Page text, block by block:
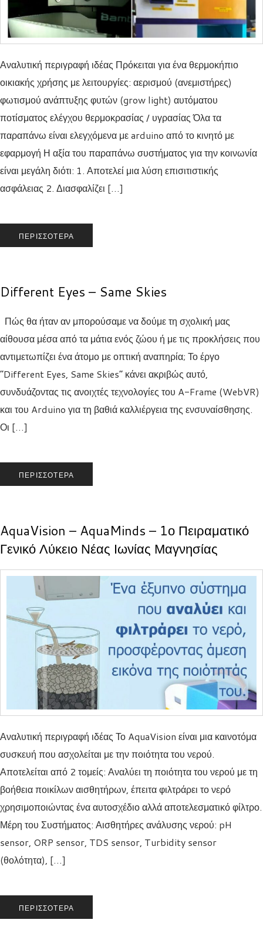
Αναλυτική περιγραφή ιδέας Πρόκειται για ένα θερμοκήπιο
οικιακής χρήσης με λειτουργίες: αερισμού (ανεμιστήρες)
φωτισμού ανάπτυξης φυτών (grow light) αυτόματου
ποτίσματος ελέγχου θερμοκρασίας / υγρασίας Όλα τα
παραπάνω είναι ελεγχόμενα με arduino από το κινητό με
εφαρμογή Η αξία του παραπάνω συστήματος για την κοινωνία
είναι μεγάλη διότι: 1. Αποτελεί μια λύση επισιτιστικής
ασφάλειας 2. Διασφαλίζει […]
ΠΕΡΙΣΣΌΤΕΡΑ
Different Eyes – Same Skies
Πώς θα ήταν αν μπορούσαμε να δούμε τη σχολική μας
αίθουσα μέσα από τα μάτια ενός ζώου ή με τις προκλήσεις που
αντιμετωπίζει ένα άτομο με οπτική αναπηρία; Το έργο
“Different Eyes, Same Skies” κάνει ακριβώς αυτό,
συνδυάζοντας τις ανοιχτές τεχνολογίες του A-Frame (WebVR)
και του Arduino για τη βαθιά καλλιέργεια της ενσυναίσθησης.
Οι […]
ΠΕΡΙΣΣΌΤΕΡΑ
AquaVision – AquaMinds – 1ο Πειραματικό
Γενικό Λύκειο Νέας Ιωνίας Μαγνησίας
Αναλυτική περιγραφή ιδέας Το AquaVision είναι μια καινοτόμα
συσκευή που ασχολείται με την ποιότητα του νερού.
Αποτελείται από 2 τομείς: Αναλύει τη ποιότητα του νερού με τη
βοήθεια ποικίλων αισθητήρων, έπειτα φιλτράρει το νερό
χρησιμοποιώντας ένα αυτοσχέδιο αλλά αποτελεσματικό φίλτρο.
Μέρη του Συστήματος: Αισθητήρες ανάλυσης νερού: pH
sensor, ORP sensor, TDS sensor, Turbidity sensor
(θολότητα), […]
ΠΕΡΙΣΣΌΤΕΡΑ